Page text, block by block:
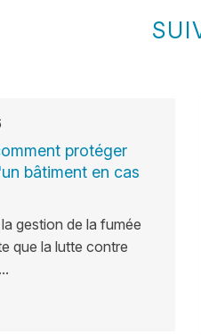
protéger
bâtiment en cas
gestion de la fumée
que la lutte contre